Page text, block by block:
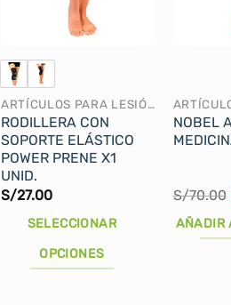
ARTÍCULOS PARA LESIÓN
RODILLERA CON
SOPORTE ELÁSTICO
POWER PRENE X1
UNID.
S/27.00
SELECCIONAR
OPCIONES
NOBEL
S/70.00
AÑADIR